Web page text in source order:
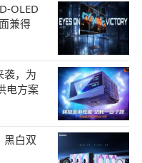
OLED
兼得
袭，为
电方案
黑白双